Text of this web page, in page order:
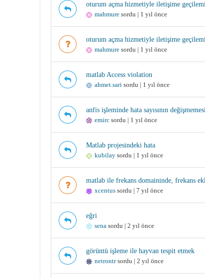
oturum açma hizmetiyle iletişime
mahmure sordu | 1 yıl önce
oturum açma hizmetiyle iletişime
mahmure sordu | 1 yıl önce
matlab Access violation
ahmet.sari sordu | 1 yıl önce
anfis işleminde hata sayısının
emirc sordu | 1 yıl önce
Matlab projesindeki hata
kubilay sordu | 1 yıl önce
matlab ile frekans domaininde, frekans
xcentus sordu | 7 yıl önce
eğri
sena sordu | 2 yıl önce
görüntü işleme ile hayvan tespit etmek
netrontrsordu | 2 yıl önce